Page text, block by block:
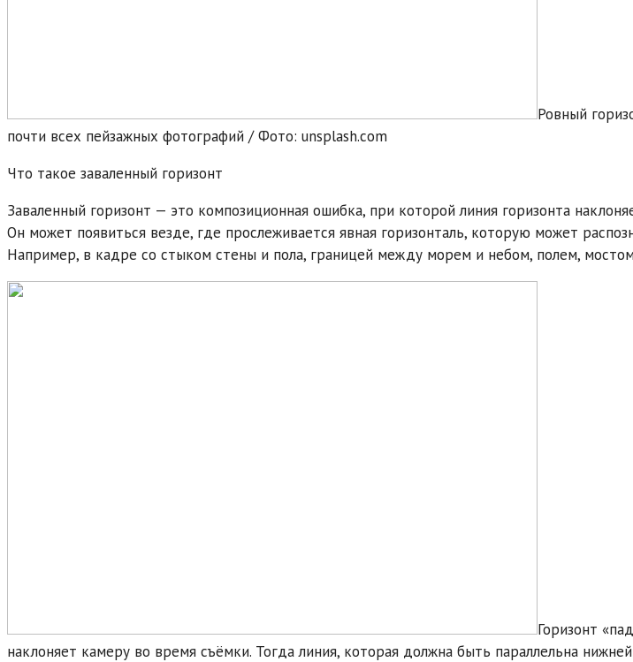
Ровный
почти всех пейзажных фотографий / Фото: unsplash.com
Что такое заваленный горизонт
Заваленный горизонт — это композиционная ошибка, при которой линия горизонта
Он может появиться везде, где прослеживается явная горизонталь, которую может
Например, в кадре со стыком стены и пола, границей между морем и небом, полем,
Горизонт
наклоняет камеру во время съёмки. Тогда линия, которая должна быть параллельна